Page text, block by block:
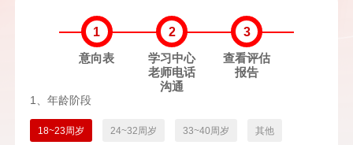
1
意向表
2
学习中心
老师电话
沟通
3
查看评估
报告
1、年龄阶段
18~23周岁 24~32周岁 33~40周岁 其他